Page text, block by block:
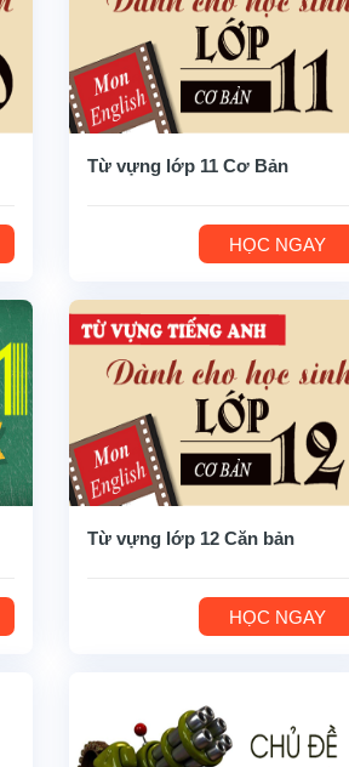
Từ vựng lớp 11 Cơ Bản
HỌC NGAY
Từ vựng lớp 12 Căn bản
HỌC NGAY